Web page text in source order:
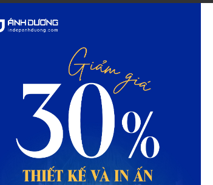
sắp xếp nội dung một cách khoa học
thiệu, lời chúc, thư viện ảnh, hoạt động
đều và hợp lý trong toàn bộ cuốn kỷ yếu.
phần nội dung trên từng trang kỷ yếu
màu sắc, hình ảnh, biểu tượng và các yếu
kỷ yếu. Đồng thời, hãy tạo ra một bố cục
văn bản